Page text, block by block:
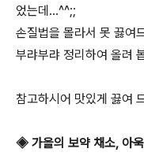
었는데...^^;;
손질법을 몰라서 못 끓여
부랴부랴 정리하여 올려
참고하시어 맛있게 끓여
◈ 가을의 보약 채소, 아